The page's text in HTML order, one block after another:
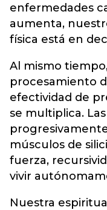
enfermedades
aumenta,
física está en
Al mismo
procesamiento
efectividad de
se multiplica.
músculos de
fuerza,
vivir
Nuestra